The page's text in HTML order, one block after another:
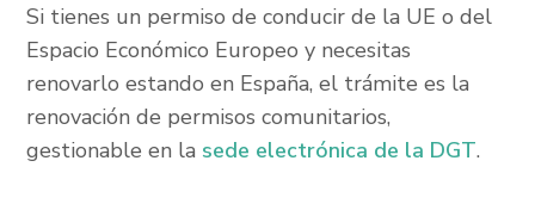
Si tienes un permiso de conducir de la UE o del
Espacio Económico Europeo y necesitas
renovarlo estando en España, el trámite es la
renovación de permisos comunitarios,
gestionable en la sede electrónica de la DGT.